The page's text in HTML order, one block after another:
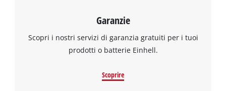
Garanzie
Scopri i nostri servizi di garanzia gratuiti per i tuoi
prodotti o batterie Einhell.
Scoprire